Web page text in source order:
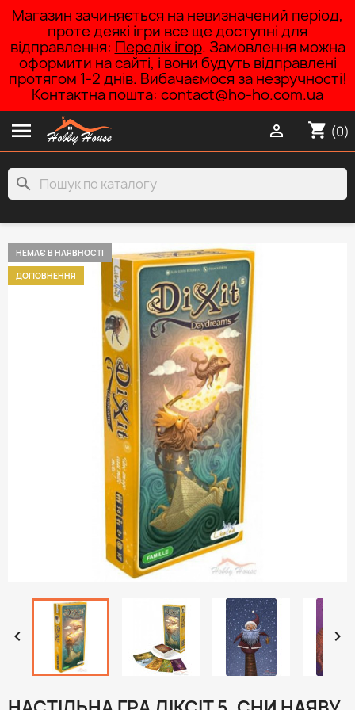
Магазин зачиняється на невизначений період,
проте деякі ігри все ще доступні для
відправлення: Перелік ігор. Замовлення можна
оформити на сайті, і вони будуть відправлені
протягом 1-2 днів. Вибачаємося за незручності!
Контактна пошта: contact@ho-ho.com.ua
 shopping_cart (0)

search
НЕМАЄ В НАЯВНОСТІ
ДОПОВНЕННЯ
 